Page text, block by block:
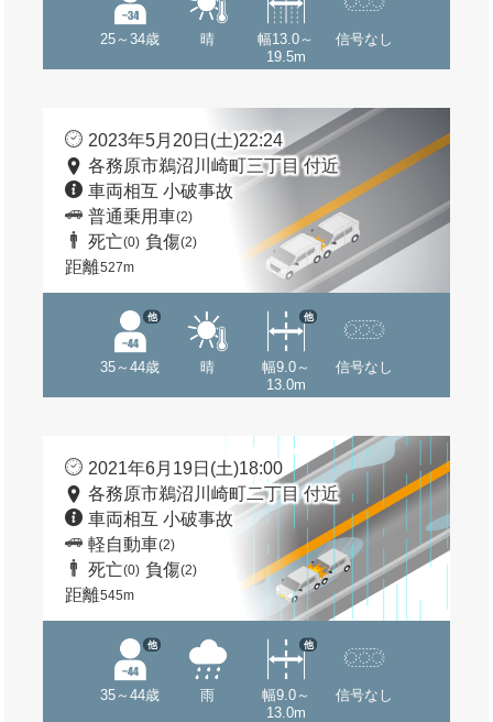
25～34歳 晴
幅13.0～
19.5m
信号なし
2023年5月20日(土)22:24
各務原市鵜沼川崎町三丁目 付近
車両相互 小破事故
普通乗用車(2)
死亡(0) 負傷(2)
距離527m
35～44歳
他
晴
幅9.0～
13.0m
他
信号なし
2021年6月19日(土)18:00
各務原市鵜沼川崎町二丁目 付近
車両相互 小破事故
軽自動車(2)
死亡(0) 負傷(2)
距離545m
35～44歳
他
雨
幅9.0～
13.0m
他
信号なし